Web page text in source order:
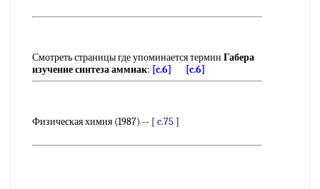
Смотреть страницы где упоминается термин Габера
изучение синтеза аммиак: [c.6] [c.6]
Физическая химия (1987) -- [ c.75 ]